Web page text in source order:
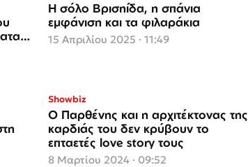
Η σόλο Βρισηίδα, η σπάνια
εμφάνιση και τα φιλαράκια
15 Απριλίου 2025 · 11:49
Showbiz
Ο Παρθένης και η αρχιτέκτονας της
καρδιάς του δεν κρύβουν το
επταετές love story τους
8 Μαρτίου 2024 · 09:52